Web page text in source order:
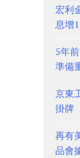
宏利
息增
5年
準備
京東
掛牌
再有
品會